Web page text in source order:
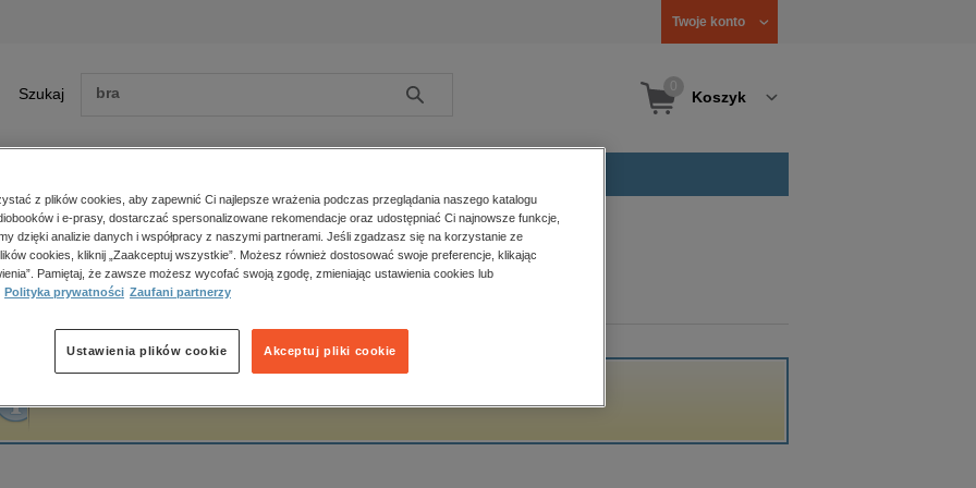
Twoje konto
Szukaj Szukaj Koszyk
Zobacz wszystkie E-prasa
polityka, społeczno-informacyjne
psychologiczne
popularno-naukowe
historia
główna Mario Livio
Livio
z plików cookies, aby zapewnić Ci najlepsze wrażenia podczas przeglądania naszego katalogu
i e-prasy, dostarczać spersonalizowane rekomendacje oraz udostępniać Ci najnowsze funkcje,
dzięki analizie danych i współpracy z naszymi partnerami. Jeśli zgadzasz się na korzystanie ze
cookies, kliknij „Zaakceptuj wszystkie”. Możesz również dostosować swoje preferencje, klikając
Pamiętaj, że zawsze możesz wycofać swoją zgodę, zmieniając ustawienia cookies lub
Polityka prywatności Zaufani partnerzy
Akceptuj pliki cookie
Ustawienia plików cookie